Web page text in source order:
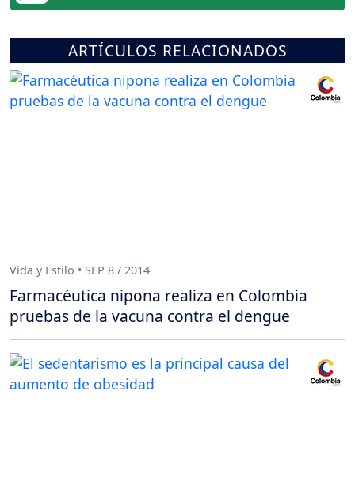
ARTÍCULOS RELACIONADOS
Vida y Estilo • SEP 8 / 2014
Farmacéutica nipona realiza en Colombia
pruebas de la vacuna contra el dengue